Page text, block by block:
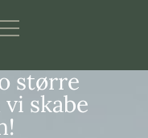
større
skabe